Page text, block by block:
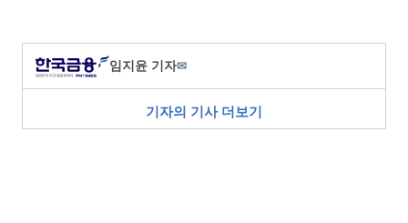
임지윤 기자✉
기자의 기사 더보기